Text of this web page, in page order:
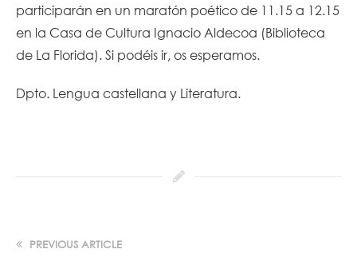
participarán en un maratón poético de 11.15 a 12.15
en la Casa de Cultura Ignacio Aldecoa (Biblioteca
de La Florida). Si podéis ir, os esperamos.
Dpto. Lengua castellana y Literatura.
PREVIOUS ARTICLE